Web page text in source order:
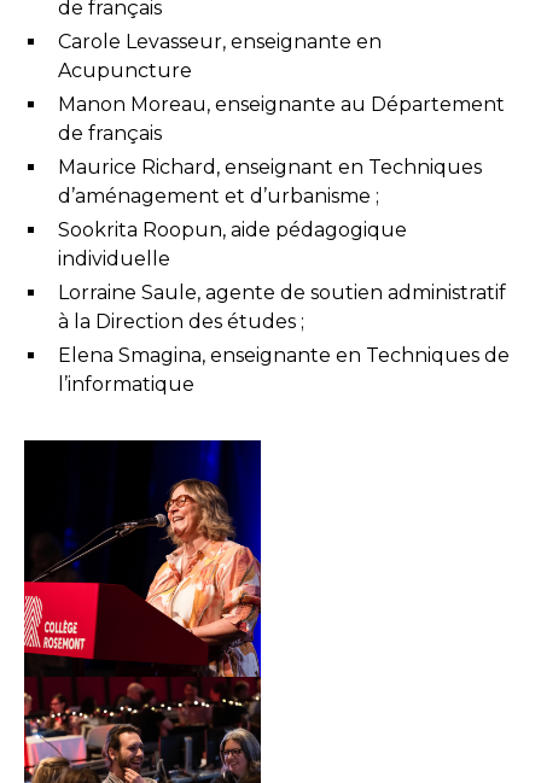
de français
Carole Levasseur, enseignante en
Acupuncture
Manon Moreau, enseignante au Département
de français
Maurice Richard, enseignant en Techniques
d’aménagement et d’urbanisme ;
Sookrita Roopun, aide pédagogique
individuelle
Lorraine Saule, agente de soutien administratif
à la Direction des études ;
Elena Smagina, enseignante en Techniques de
l’informatique